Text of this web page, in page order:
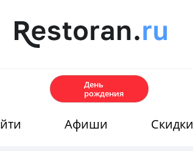
День
рождения
Афиши Скидки